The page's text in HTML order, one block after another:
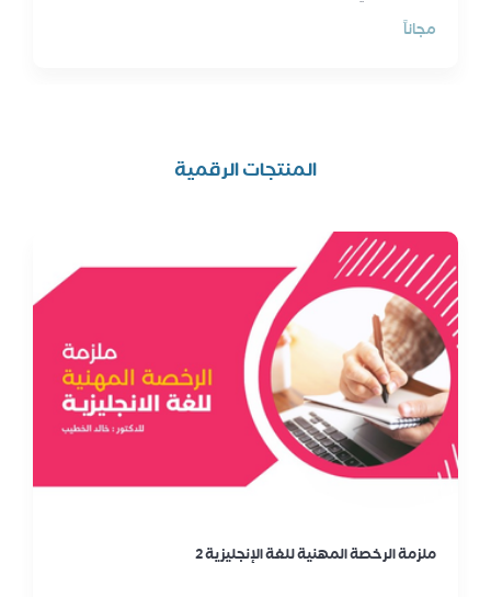
مجاناً
المنتجات الرقمية
ملزمة الرخصة المهنية للغة الإنجليزية 2